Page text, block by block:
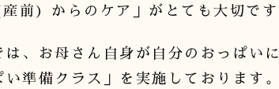
前) からのケア」がとても大切です
、お母さん自身が自分のおっぱい
い準備クラス」を実施しております。